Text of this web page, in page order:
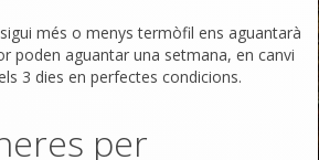
més o menys termòfil ens aguantarà
poden aguantar una setmana, en canvi
3 dies en perfectes condicions.
per